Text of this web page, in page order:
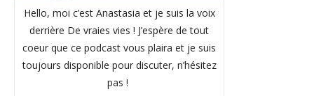
Hello, moi c’est Anastasia et je suis la voix
derrière De vraies vies ! J’espère de tout
coeur que ce podcast vous plaira et je suis
toujours disponible pour discuter, n’hésitez
pas !